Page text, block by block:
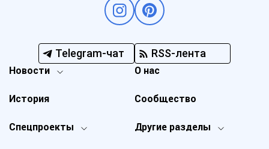
Telegram-чат RSS-лента
Новости
Спецпроекты Другие разделы
История
О нас
Сообщество